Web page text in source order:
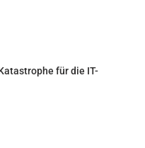
für die IT-